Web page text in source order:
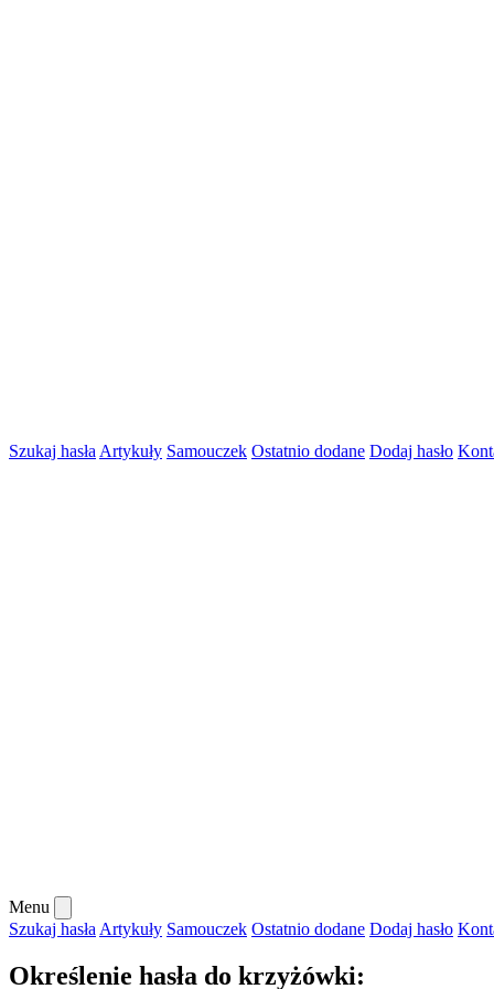
Szukaj hasła Artykuły Samouczek Ostatnio dodane Dodaj hasło
Menu
Szukaj hasła Artykuły Samouczek Ostatnio dodane Dodaj hasło
Określenie hasła do krzyżówki: